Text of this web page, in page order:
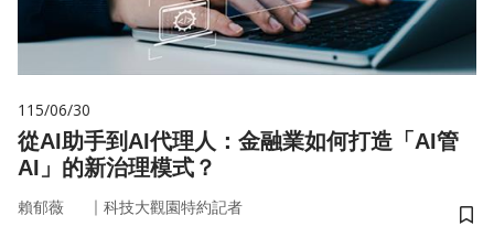
115/06/30
從AI助手到AI代理人：金融業如何打造「AI管
AI」的新治理模式？
賴郁薇 ｜ 科技大觀園特約記者
儲